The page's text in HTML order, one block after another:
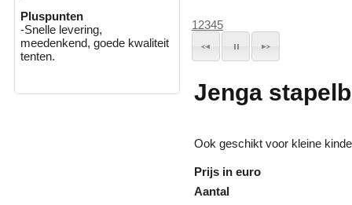
Pluspunten
-Snelle levering,
meedenkend, goede kwaliteit
tenten.
12345
Jenga
Ook geschikt voor kleine
Prijs in euro
Aantal